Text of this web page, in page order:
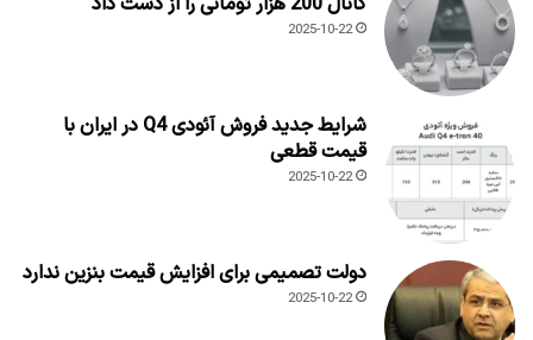
2025-10-22
شرایط جدید فروش آئودی Q4 در ایران با
قیمت قطعی
2025-10-22
دولت تصمیمی برای افزایش قیمت بنزین ندارد
2025-10-22